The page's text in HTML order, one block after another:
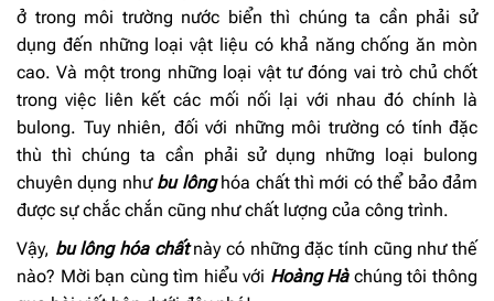
ở trong môi trường nước biển thì chúng ta cần phải sử
dụng đến những loại vật liệu có khả năng chống ăn mòn
cao. Và một trong những loại vật tư đóng vai trò chủ chốt
trong việc liên kết các mối nối lại với nhau đó chính là
bulong. Tuy nhiên, đối với những môi trường có tính đặc
thù thì chúng ta cần phải sử dụng những loại bulong
chuyên dụng như bu lônghóa chất thì mới có thể bảo đảm
được sự chắc chắn cũng như chất lượng của công trình.
Vậy, bu lông hóa chấtnày có những đặc tính cũng như thế
nào? Mời bạn cùng tìm hiểu với Hoàng Hàchúng tôi thông